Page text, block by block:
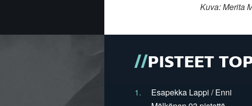
Kuva: Merita
PISTEET
1.
Esapekka Lappi / Enni